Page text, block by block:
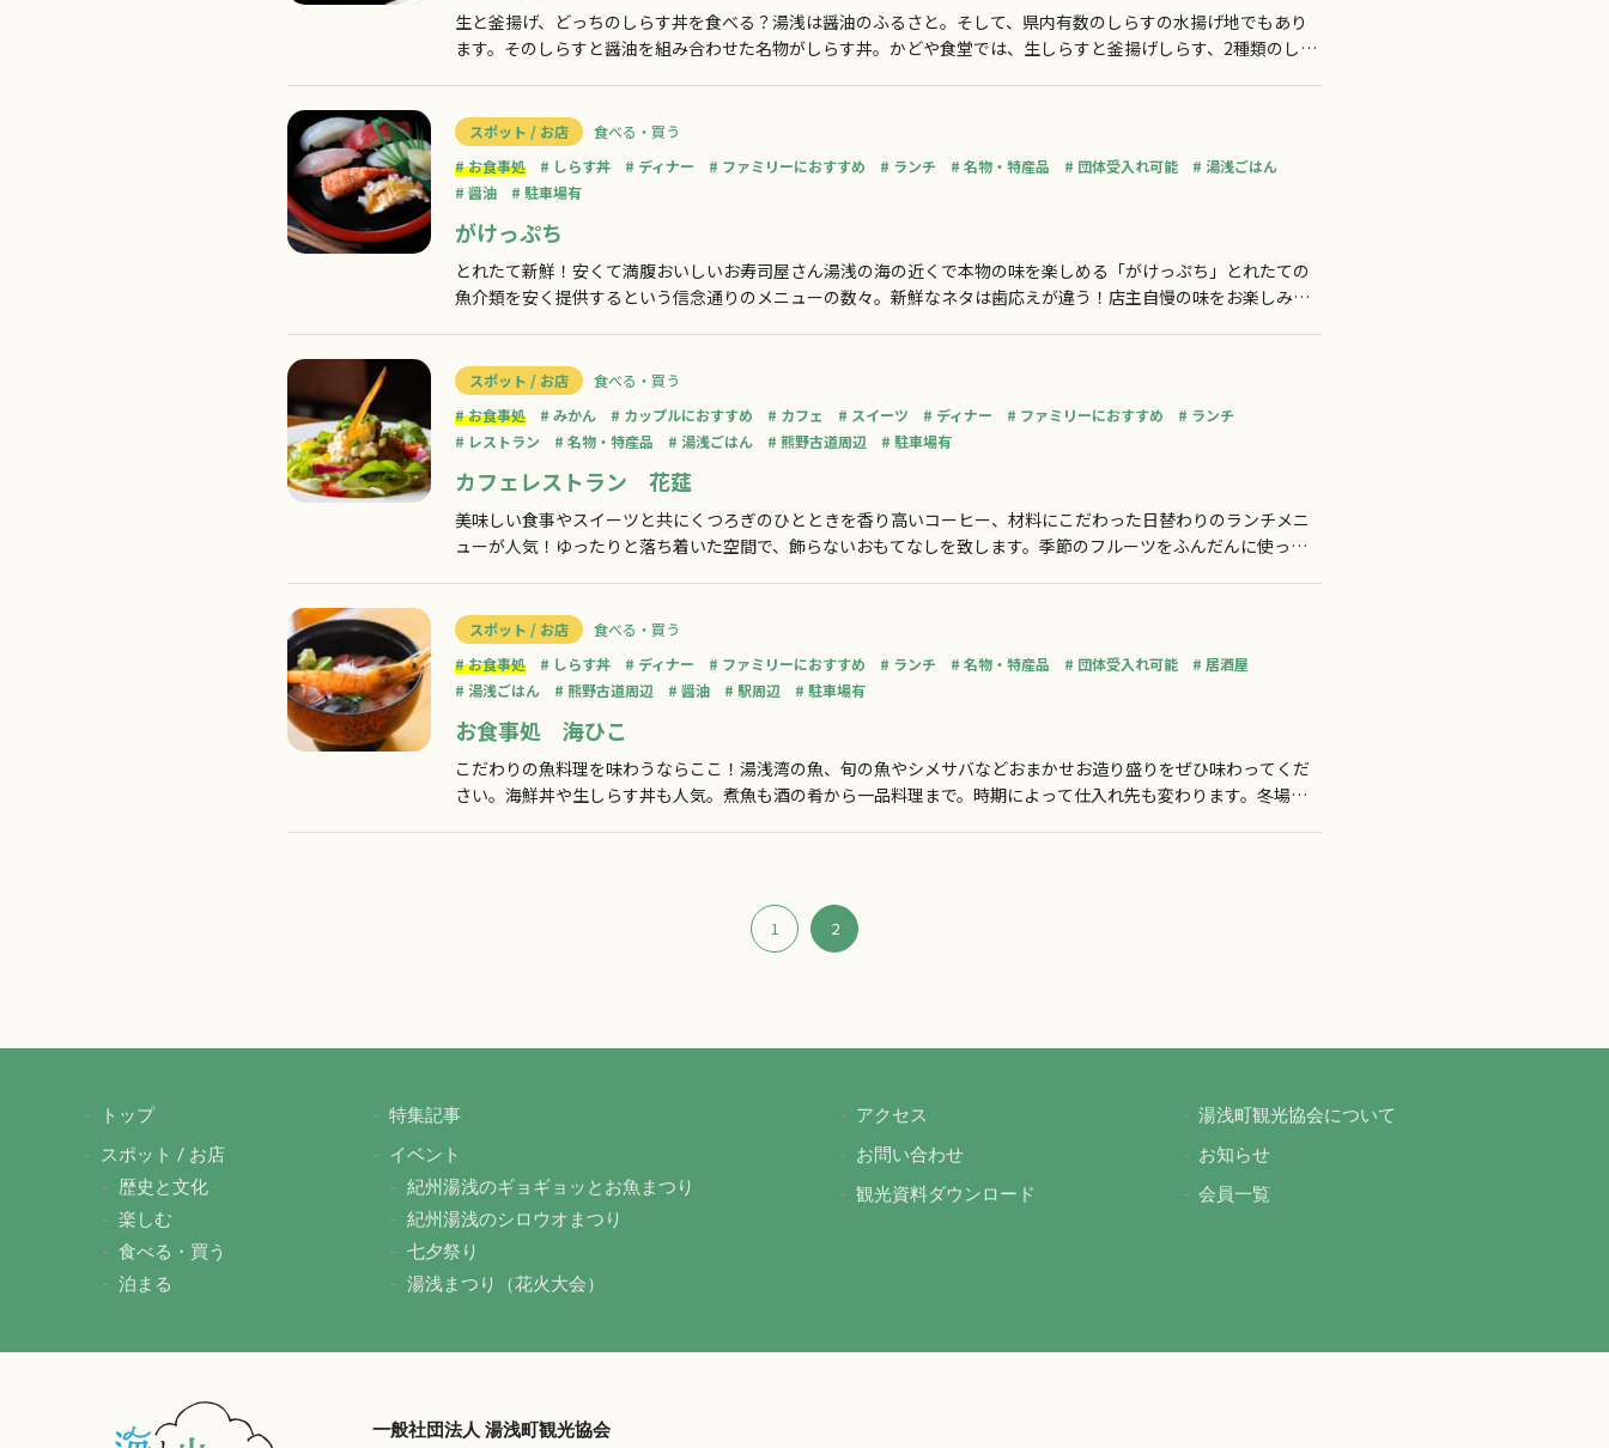
生と釜揚げ、どっちのしらす丼を食べる？湯浅は醤油のふるさと。そして、県内有数のしらすの水揚げ地でもあり
ます。そのしらすと醤油を組み合わせた名物がしらす丼。かどや食堂では、生しらすと釜揚げしらす、2種類のしら
スポット / お店
食べる・買う
お食事処
しらす丼 ディナー ファミリーにおすすめ ランチ 名物・特産品 団体受入れ可能
湯浅ごはん
醤油
駐車場有
がけっぷち
とれたて新鮮！安くて満腹おいしいお寿司屋さん湯浅の海の近くで本物の味を楽しめる「がけっぷち」とれたての
魚介類を安く提供するという信念通りのメニューの数々。新鮮なネタは歯応えが違う！店主自慢の味をお楽しみ下
スポット / お店
食べる・買う
お食事処
みかん カップルにおすすめ カフェ スイーツ ディナー ファミリーにおすすめ
ランチ
レストラン
名物・特産品 湯浅ごはん 熊野古道周辺 駐車場有
カフェレストラン 花莚
美味しい食事やスイーツと共にくつろぎのひとときを香り高いコーヒー、材料にこだわった日替わりのランチメニ
ューが人気！ゆったりと落ち着いた空間で、飾らないおもてなしを致します。季節のフルーツをふんだんに使った
スポット / お店
食べる・買う
お食事処
しらす丼 ディナー ファミリーにおすすめ ランチ 名物・特産品 団体受入れ可能
居酒屋
湯浅ごはん
熊野古道周辺 醤油 駅周辺 駐車場有
お食事処 海ひこ
こだわりの魚料理を味わうならここ！湯浅湾の魚、旬の魚やシメサバなどおまかせお造り盛りをぜひ味わってくだ
さい。海鮮丼や生しらす丼も人気。煮魚も酒の肴から一品料理まで。時期によって仕入れ先も変わります。冬場は
1 2
トップ
スポット / お店
歴史と文化
楽しむ
食べる・買う
泊まる
特集記事
イベント
紀州湯浅のギョギョッとお魚まつり
紀州湯浅のシロウオまつり
七夕祭り
湯浅まつり（花火大会）
アクセス
お問い合わせ
観光資料ダウンロード
湯浅町観光協会について
お知らせ
会員一覧
一般社団法人 湯浅町観光協会